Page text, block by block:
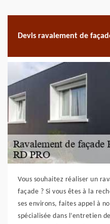
Devis ravalement de
Vous souhaitez réaliser un
façade ? Si vous êtes à la
ses environs, faites appel à
spécialisée dans l’entretien